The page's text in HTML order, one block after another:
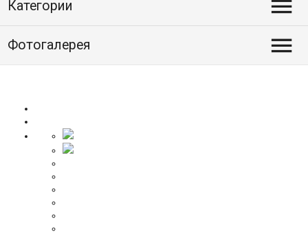
Категории 
Фотогалерея 